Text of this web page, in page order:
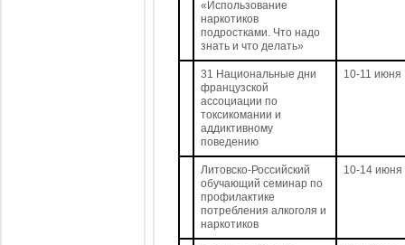
«Использование
наркотиков
подростками. Что надо
знать и что делать»
31 Национальные дни
французской
ассоциации по
токсикомании и
аддиктивному
поведению
10-11 июня
Литовско-Российский
обучающий семинар по
профилактике
потребления алкоголя и
наркотиков
10-14 июня